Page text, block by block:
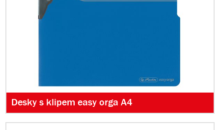
Desky s klipem easy orga A4